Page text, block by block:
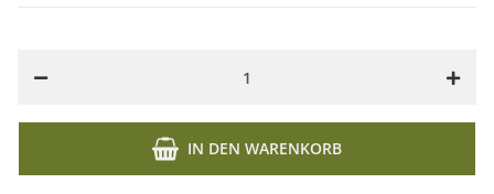
IN DEN WARENKORB